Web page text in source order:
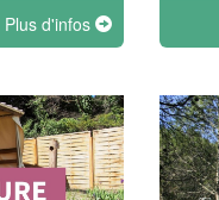
Plus d'infos